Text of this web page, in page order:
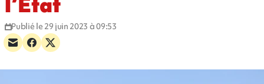
Publié le 29 juin 2023 à 09:53